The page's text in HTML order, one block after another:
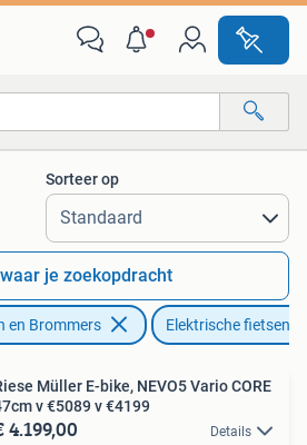
afstanden…
Sorteer op
je zoekopdracht
en Brommers Elektrische fietsen
Müller E-bike, NEVO5 Vario CORE
v €5089 v €4199
4.199,00 Details